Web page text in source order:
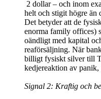
2 dollar – och inom
helt och stigit högre än
Det betyder att de
enorma family offices)
oändligt med kapital
reaförsäljning. När
billigt fysiskt silver till
kedjereaktion av panik,
Signal 2: Kraftig och